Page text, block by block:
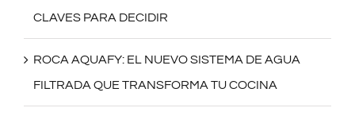
CLAVES PARA DECIDIR
ROCA AQUAFY: EL NUEVO SISTEMA DE AGUA
FILTRADA QUE TRANSFORMA TU COCINA